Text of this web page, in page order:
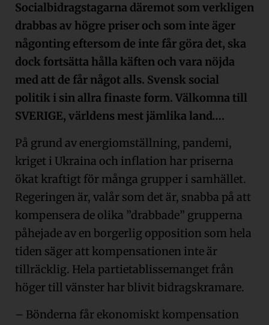
Socialbidragstagarna däremot som verkligen
drabbas av högre priser och som inte äger
någonting eftersom de inte får göra det, ska
dock fortsätta hålla käften och vara nöjda
med att de får något alls. Svensk social
politik i sin allra finaste form. Välkomna till
SVERIGE, världens mest jämlika land….
På grund av energiomställning, pandemi,
kriget i Ukraina och inflation har priserna
ökat kraftigt för många grupper i samhället.
Regeringen är, valår som det är, snabba på att
kompensera de olika ”drabbade” grupperna
påhejade av en borgerlig opposition som hela
tiden säger att kompensationen inte är
tillräcklig. Hela partietablissemanget från
höger till vänster har blivit bidragskramare.
– Bönderna får ekonomiskt kompensation